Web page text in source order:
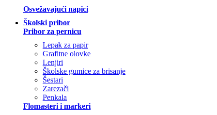
Osvežavajući napici
Školski pribor
Pribor za pernicu
Lepak za papir
Grafitne olovke
Lenjiri
Školske gumice za brisanje
Šestari
Zarezači
Penkala
Flomasteri i markeri